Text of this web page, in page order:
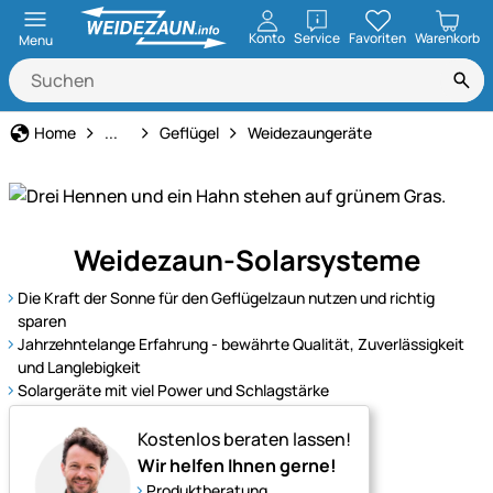
Menu Konto ServiceöffnenFavoriten Warenkorb
Home Tierart
... Geflügel Weidezaungeräte
Sortiment
für
Geflügel
–
Qualität
und
Weidezaun-Solarsysteme
Die Kraft der Sonne für den Geflügelzaun nutzen und richtig
sparen
Jahrzehntelange Erfahrung - bewährte Qualität, Zuverlässigkeit
und Langlebigkeit
Solargeräte mit viel Power und Schlagstärke
Kostenlos beraten lassen!
Wir helfen Ihnen gerne!